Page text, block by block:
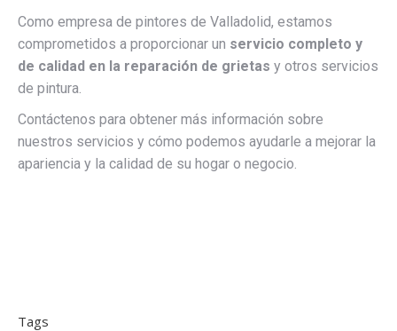
Como empresa de pintores de Valladolid, estamos
comprometidos a proporcionar un servicio completo y
de calidad en la reparación de grietas y otros servicios
de pintura.
Contáctenos para obtener más información sobre
nuestros servicios y cómo podemos ayudarle a mejorar la
apariencia y la calidad de su hogar o negocio.
Tags